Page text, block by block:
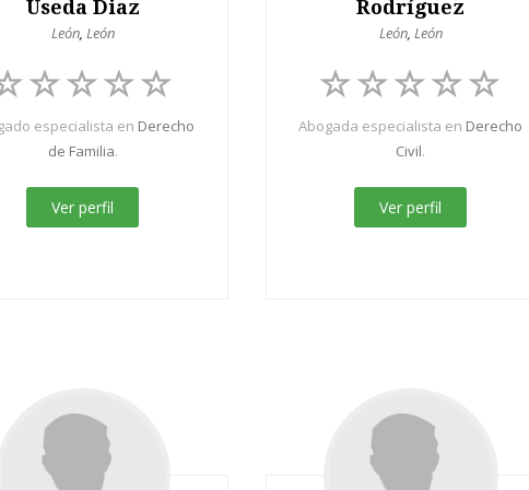
Useda Diaz
León, León
especialista en Derecho
de Familia.
Ver perfil
Rodríguez
León, León
Abogada especialista en Derecho
Civil.
Ver perfil